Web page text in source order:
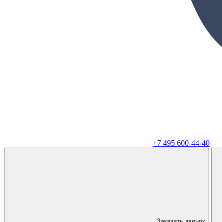
+7 495 600-44-40